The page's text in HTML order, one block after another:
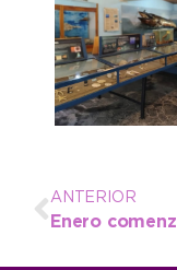
ANTERIOR